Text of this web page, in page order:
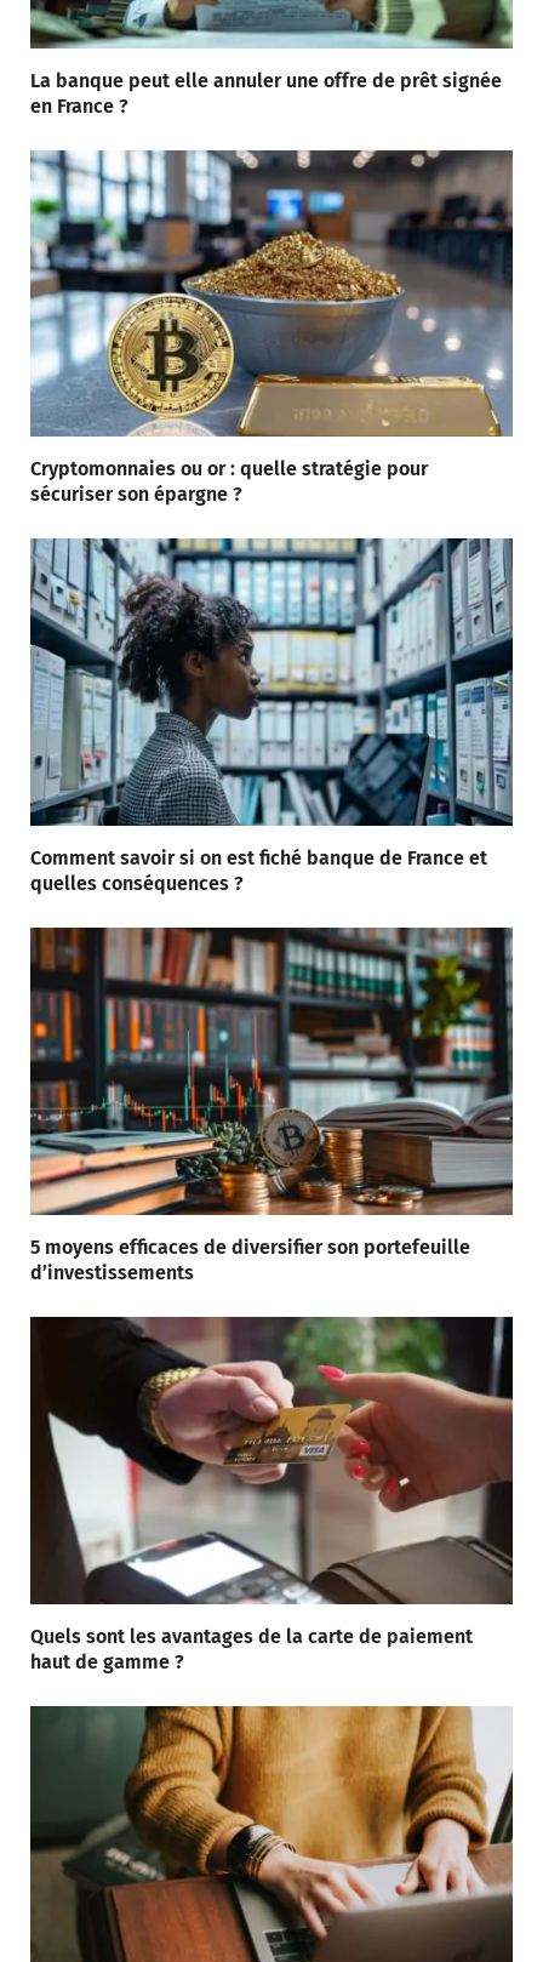
La banque peut elle annuler une offre de prêt signée
en France ?
Cryptomonnaies ou or : quelle stratégie pour
sécuriser son épargne ?
Comment savoir si on est fiché banque de France et
quelles conséquences ?
5 moyens efficaces de diversifier son portefeuille
d’investissements
Quels sont les avantages de la carte de paiement
haut de gamme ?